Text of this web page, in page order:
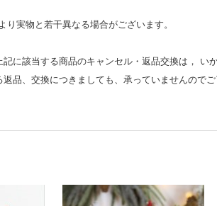
実物と若⼲異なる場合がございます。
に該当する商品のキャンセル・返品交換は， い
品、交換につきましても、承っていませんので